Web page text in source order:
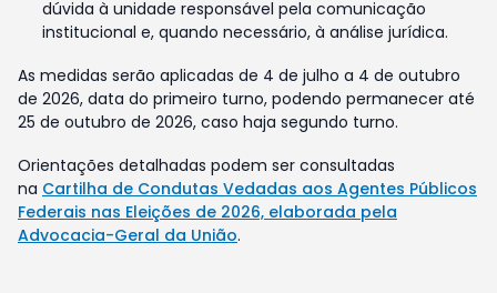
dúvida à unidade responsável pela comunicação
institucional e, quando necessário, à análise jurídica.
As medidas serão aplicadas de 4 de julho a 4 de outubro
de 2026, data do primeiro turno, podendo permanecer até
25 de outubro de 2026, caso haja segundo turno.
Orientações detalhadas podem ser consultadas
na Cartilha de Condutas Vedadas aos Agentes Públicos
Federais nas Eleições de 2026, elaborada pela
Advocacia-Geral da União.